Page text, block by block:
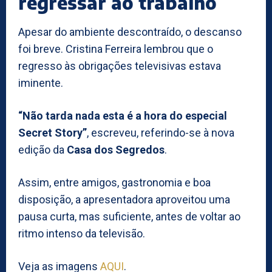
Apesar do ambiente descontraído, o descanso
foi breve. Cristina Ferreira lembrou que o
regresso às obrigações televisivas estava
iminente.
“Não tarda nada esta é a hora do especial
Secret Story”, escreveu, referindo-se à nova
edição da Casa dos Segredos.
Assim, entre amigos, gastronomia e boa
disposição, a apresentadora aproveitou uma
pausa curta, mas suficiente, antes de voltar ao
ritmo intenso da televisão.
Veja as imagens AQUI.